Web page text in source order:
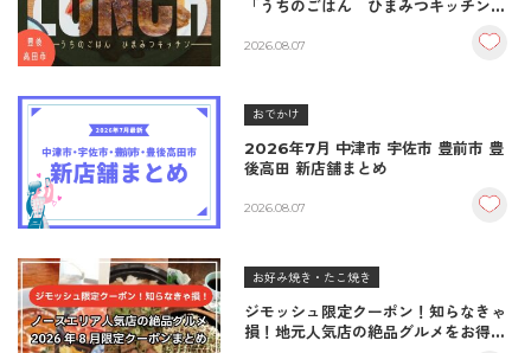
「うちのごはん ひまみつキッチン」
＆生姜焼き！
2026.08.07
おでかけ
2026年7月 中津市 宇佐市 豊前市 豊
後高田 新店舗まとめ
2026.08.07
お好み焼き・たこ焼き
ジモッシュ限定クーポン！知らなきゃ
損！地元人気店の絶品グルメをお得に